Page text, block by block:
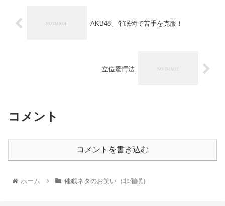
AKB48、催眠術で苦手を克服！
立位驚愕法
コメント
コメントを書き込む
ホーム 催眠ネタのお笑い（非催眠）